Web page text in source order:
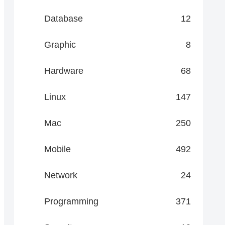
Database 12
Graphic 8
Hardware 68
Linux 147
Mac 250
Mobile 492
Network 24
Programming 371